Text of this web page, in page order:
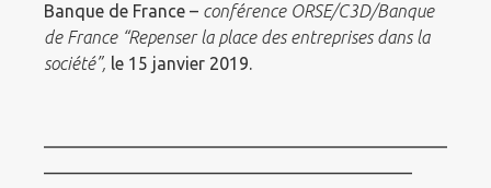
Banque de France – conférence ORSE/C3D/Banque
de France “Repenser la place des entreprises dans la
société”, le 15 janvier 2019.